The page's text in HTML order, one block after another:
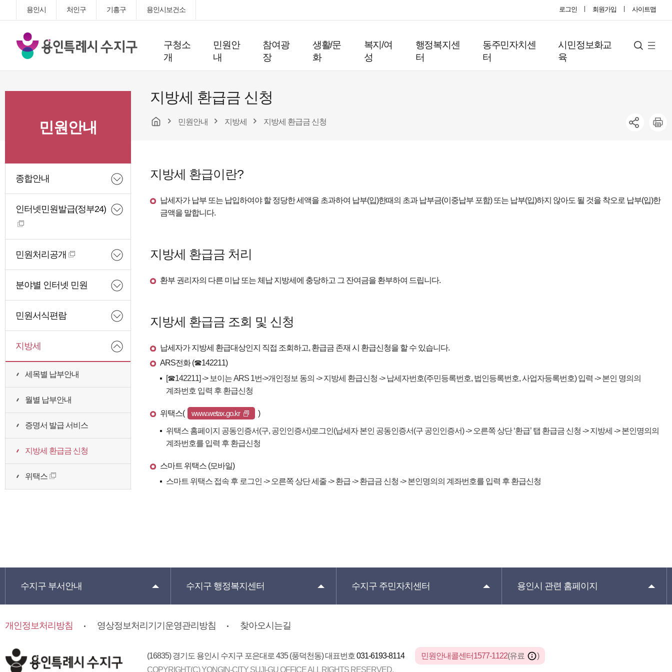
용인시 처인구 기흥구 용인시보건소 로그인 회원가입 사이트맵
용
인
특
시
구청소
개
민원안
내
참여광
장
생활/문
화
복지/여
성
행정복지센
터
동주민자치센
터
시민정보화교
육
검
사
트
민원안내
종합안내
인터넷민원발급(정부24)
민원처리공개
분야별 인터넷 민원
민원서식편람
지방세
세목별 납부안내
월별 납부안내
증명서 발급 서비스
지방세 환급금 신청
위택스
지방세 환급금 신청
민원안내 지방세 지방세 환급금 신청
지방세 환급이란?
납세자가 납부 또는 납입하여야 할 정당한 세액을 초과하여 납부(입)한때의 초과 납부금(이중납부 포함) 또는 납부(입)하지 않아도 될 것을 착오로 납부(입)한
금액을 말합니다.
지방세 환급금 처리
환부 권리자의 다른 미납 또는 체납 지방세에 충당하고 그 잔여금을 환부하여 드립니다.
지방세 환급금 조회 및 신청
납세자가 지방세 환급대상인지 직접 조회하고, 환급금 존재 시 환급신청을 할 수 있습니다.
ARS전화 (☎142211)
[☎142211] -> 보이는 ARS 1번->개인정보 동의 -> 지방세 환급신청 -> 납세자번호(주민등록번호, 법인등록번호, 사업자등록번호) 입력 -> 본인 명의의
계좌번호 입력 후 환급신청
위택스( www.wetax.go.kr )
위택스 홈페이지 공동인증서(구, 공인인증서)로그인(납세자 본인 공동인증서(구 공인인증서) -> 오른쪽 상단 ‘환급’ 탭 환급금 신청 -> 지방세 -> 본인명의의
계좌번호를 입력 후 환급신청
스마트 위택스 (모바일)
스마트 위택스 접속 후 로그인 -> 오른쪽 상단 세줄 -> 환급 -> 환급금 신청 -> 본인명의의 계좌번호를 입력 후 환급신청
수지구 부서안내 수지구 행정복지센터 수지구 주민자치센터 용인시 관련 홈페이지
개인정보처리방침 영상정보처리기기운영관리방침 찾아오시는길
(16835) 경기도 용인시 수지구 포은대로 435 (풍덕천동)대표번호031-6193-8114 민원안내콜센터1577-1122(유료
)
COPYRIGHT(C) YONGIN-CITY SUJI-GU OFFICEALL RIGHTS RESERVED.